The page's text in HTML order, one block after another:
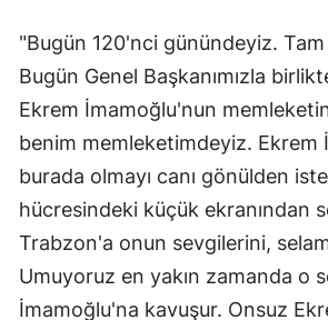
"Bugün 120'nci günündeyiz.
Bugün Genel Başkanımızla
Ekrem İmamoğlu'nun
benim memleketimdeyiz. Ekrem
burada olmayı canı gönülden
hücresindeki küçük ekranından
Trabzon'a onun sevgilerini,
Umuyoruz en yakın zamanda o
İmamoğlu'na kavuşur. Onsuz